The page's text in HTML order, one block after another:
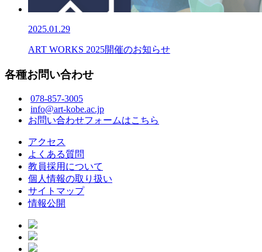
2025.01.29
ART WORKS 2025開催のお知らせ
各種お問い合わせ
078-857-3005
info@art-kobe.ac.jp
お問い合わせフォームはこちら
アクセス
よくある質問
教員採用について
個人情報の取り扱い
サイトマップ
情報公開